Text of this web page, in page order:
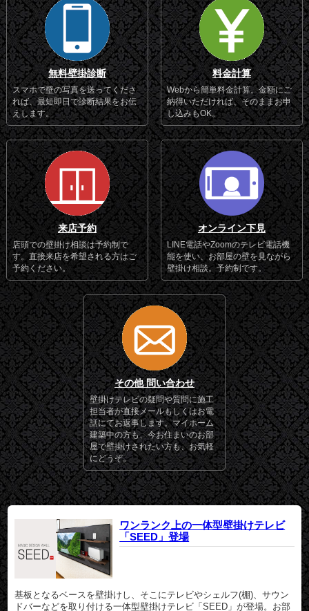
無料壁掛診断
スマホで壁の写真を送ってくださ
れば、最短即日で診断結果をお伝
えします。
料金計算
Webから簡単料金計算。金額にご
納得いただければ、そのままお申
し込みもOK。
来店予約
店頭での壁掛け相談は予約制で
す。直接来店を希望される方はご
予約ください。
オンライン下見
LINE電話やZoomのテレビ電話機
能を使い、お部屋の壁を見ながら
壁掛け相談。予約制です。
その他 問い合わせ
壁掛けテレビの疑問や質問に施工
担当者が直接メールもしくはお電
話にてお返事します。マイホーム
建築中の方も、今お住まいのお部
屋で壁掛けされたい方も、お気軽
にどうぞ。
ワンランク上の一体型壁掛けテレビ
「SEED」登場
基板となるベースを壁掛けし、そこにテレビやシェルフ(棚)、サウン
ドバーなどを取り付ける一体型壁掛けテレビ「SEED」が登場。お部